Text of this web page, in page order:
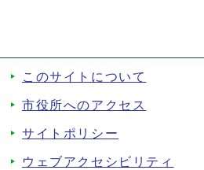
このサイトについて
市役所へのアクセス
サイトポリシー
ウェブアクセシビリティ